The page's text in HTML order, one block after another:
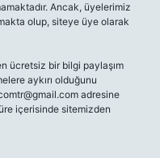
Ancak, üyelerimiz
olup, siteye üye olarak
ücretsiz bir bilgi paylaşım
aykırı olduğunu
adresine
içerisinde sitemizden